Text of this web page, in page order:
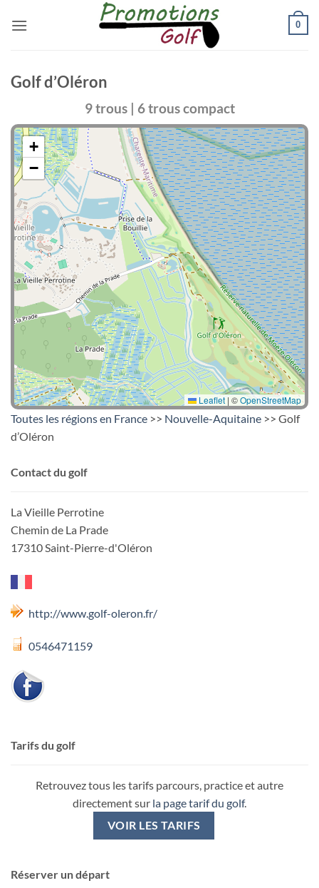
0
Golf d’Oléron
9 trous | 6 trous compact
+
−
Leaflet | ©OpenStreetMap
Toutes les régions en France >> Nouvelle-Aquitaine >> Golf
d’Oléron
Contact du golf
La Vieille Perrotine
Chemin de La Prade
17310 Saint-Pierre-d'Oléron
http://www.golf-oleron.fr/
0546471159
Tarifs du golf
Retrouvez tous les tarifs parcours, practice et autre
directement sur la page tarif du golf.
VOIR LES TARIFS
Réserver un départ